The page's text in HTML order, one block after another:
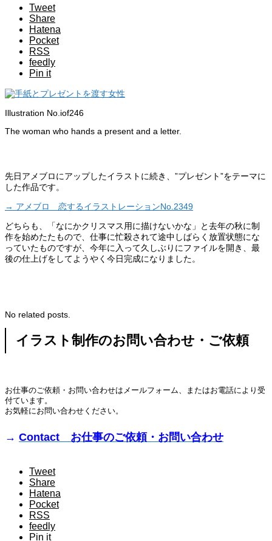
Tweet
Share
Hatena
Pocket
RSS
feedly
Pin it
Illustration No.iof246
The woman who hands a present and a letter.
先日アメブロにアップしたイラストに続き、”プレゼント”をテーマに
した作品です。
→ アメブロ 恋するイラストレーションNo.2349
どちらも、「なにかクリスマス用に描けないかな」と去年の秋に制
作を始めたたもので、仕事に忙殺されて途中しばらく放置状態にな
っていたものですが、今年に入って久しぶりにファイルを開き、最
後の仕上げをしてようやく今日完成になりました。
No related posts.
イラスト制作のお問い合わせ・ご依頼
お仕事のご依頼・お問い合わせはメールフォーム、またはお電話により受
付ています。
お気軽にお問い合わせください。
→ Contact お仕事のご依頼・お問い合わせ
Tweet
Share
Hatena
Pocket
RSS
feedly
Pin it